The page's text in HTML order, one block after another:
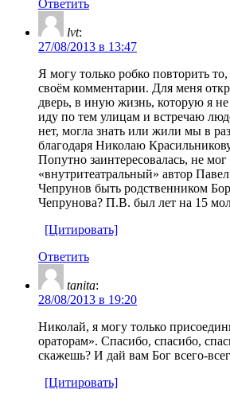
Ответить
lvt:
27/08/2013 в 13:47
Я могу только робко повторить
своём комментарии. Для меня
дверь, в иную жизнь, которую я не
иду по тем улицам и встречаю
нет, могла знать или жили мы в
благодаря Николаю
Попутно заинтересовалась, не мог
«внутритеатральный» автор
Чепрунов быть родственником
Чепрунова? П.В. был лет на 15
[Цитировать]
Ответить
tanita:
28/08/2013 в 19:20
Николай, я могу только
ораторам». Спасибо, спасибо,
скажешь? И дай вам Бог всего-
[Цитировать]